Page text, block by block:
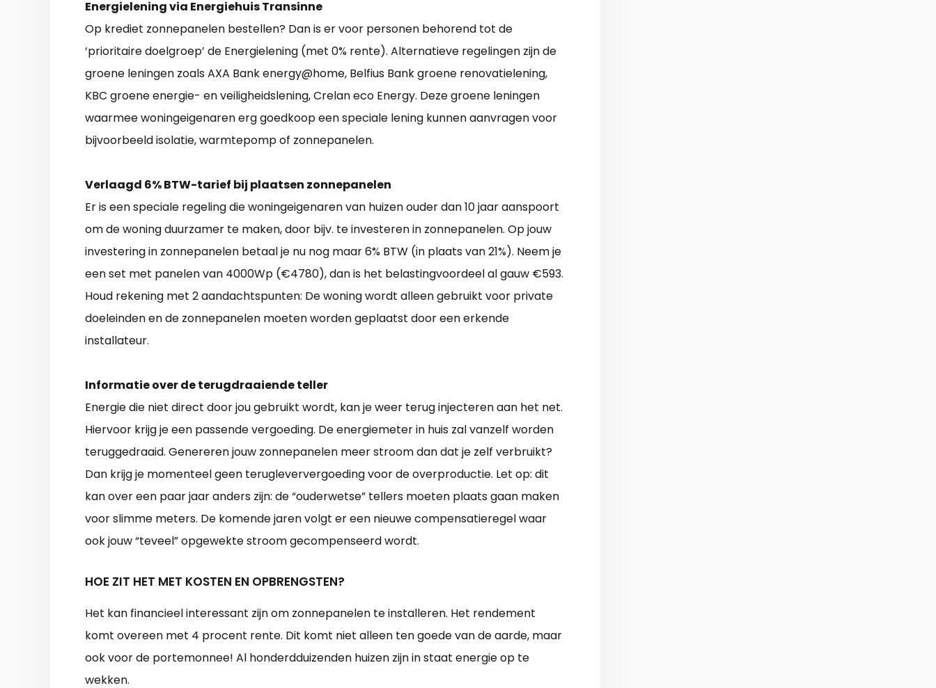
Energielening via Energiehuis Transinne
Op krediet zonnepanelen bestellen? Dan is er voor personen behorend tot de
‘prioritaire doelgroep’ de Energielening (met 0% rente). Alternatieve regelingen zijn de
groene leningen zoals AXA Bank energy@home, Belfius Bank groene renovatielening,
KBC groene energie- en veiligheidslening, Crelan eco Energy. Deze groene leningen
waarmee woningeigenaren erg goedkoop een speciale lening kunnen aanvragen voor
bijvoorbeeld isolatie, warmtepomp of zonnepanelen.
Verlaagd 6% BTW-tarief bij plaatsen zonnepanelen
Er is een speciale regeling die woningeigenaren van huizen ouder dan 10 jaar aanspoort
om de woning duurzamer te maken, door bijv. te investeren in zonnepanelen. Op jouw
investering in zonnepanelen betaal je nu nog maar 6% BTW (in plaats van 21%). Neem je
een set met panelen van 4000Wp (€4780), dan is het belastingvoordeel al gauw €593.
Houd rekening met 2 aandachtspunten: De woning wordt alleen gebruikt voor private
doeleinden en de zonnepanelen moeten worden geplaatst door een erkende
installateur.
Informatie over de terugdraaiende teller
Energie die niet direct door jou gebruikt wordt, kan je weer terug injecteren aan het net.
Hiervoor krijg je een passende vergoeding. De energiemeter in huis zal vanzelf worden
teruggedraaid. Genereren jouw zonnepanelen meer stroom dan dat je zelf verbruikt?
Dan krijg je momenteel geen terugleververgoeding voor de overproductie. Let op: dit
kan over een paar jaar anders zijn: de “ouderwetse” tellers moeten plaats gaan maken
voor slimme meters. De komende jaren volgt er een nieuwe compensatieregel waar
ook jouw “teveel” opgewekte stroom gecompenseerd wordt.
HOE ZIT HET MET KOSTEN EN OPBRENGSTEN?
Het kan financieel interessant zijn om zonnepanelen te installeren. Het rendement
komt overeen met 4 procent rente. Dit komt niet alleen ten goede van de aarde, maar
ook voor de portemonnee! Al honderdduizenden huizen zijn in staat energie op te
wekken.